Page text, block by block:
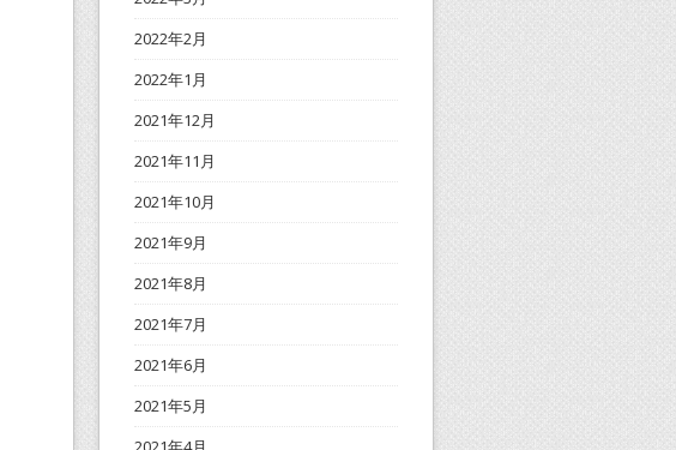
2022年2月
2022年1月
2021年12月
2021年11月
2021年10月
2021年9月
2021年8月
2021年7月
2021年6月
2021年5月